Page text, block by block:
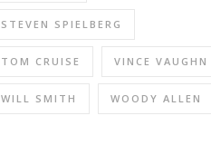
STEVEN SPIELBERG
TOM CRUISE VINCE VAUGHN
WILL SMITH WOODY ALLEN